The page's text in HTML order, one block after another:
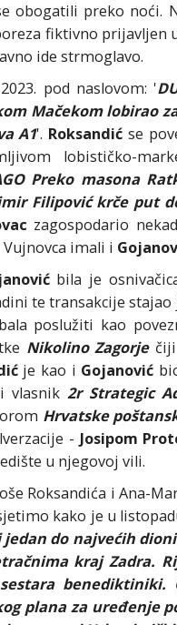
obogatili preko noći.
fiktivno prijavljen
ide strmoglavo.
pod naslovom: '
Mačekom lobirao
A1'. Roksandić se
lobističko-
Preko masona
Filipović krče put
zagospodario
imali i
bila je
te transakcije stajao
poslužiti kao
Nikolino Zagorje
je kao i Gojanović
i vlasnik2r Strategic
Hrvatske
- Josipom
u njegovoj vili.
Roksandića i Ana-
kako je u
jedan do najvećih
kraj Zadra.
benediktiniki.
plana za uređenje